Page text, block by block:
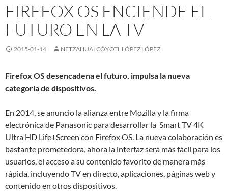
FIREFOX OS ENCIENDE EL
FUTURO EN LA TV
2015-01-14 NETZAHUALCÓYOTL LÓPEZ LÓPEZ
Firefox OS desencadena el futuro, impulsa la nueva
categoría de dispositivos.
En 2014, se anuncio la alianza entre Mozilla y la firma
electrónica de Panasonic para desarrollar la Smart TV 4K
Ultra HD Life+Screen con Firefox OS. La nueva colaboración es
bastante prometedora, ahora la interfaz será más fácil para los
usuarios, el acceso a su contenido favorito de manera más
rápida, incluyendo TV en directo, aplicaciones, páginas web y
contenido en otros dispositivos.